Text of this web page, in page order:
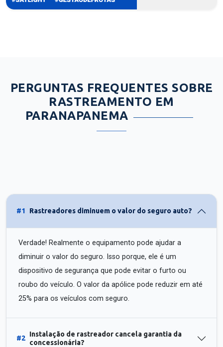
PERGUNTAS FREQUENTES SOBRE
RASTREAMENTO EM
PARANAPANEMA
#1 Rastreadores diminuem o valor do seguro auto?
Verdade! Realmente o equipamento pode ajudar a
diminuir o valor do seguro. Isso porque, ele é um
dispositivo de segurança que pode evitar o furto ou
roubo do veículo. O valor da apólice pode reduzir em até
25% para os veículos com seguro.
#2
Instalação de rastreador cancela garantia da
concessionária?